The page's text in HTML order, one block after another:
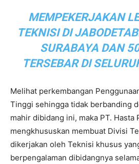
MEMPEKERJAKAN
TEKNISI DI
SURABAYA DAN
TERSEBAR DI
Melihat perkembangan
Tinggi sehingga tidak berbanding
mahir dibidang ini, maka PT. Hasta
mengkhususkan membuat Divisi
dikerjakan oleh Teknisi khusus
berpengalaman dibidangnya